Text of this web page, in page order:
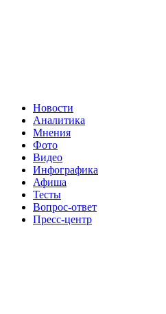
Новости
Аналитика
Мнения
Фото
Видео
Инфографика
Афиша
Тесты
Вопрос-ответ
Пресс-центр